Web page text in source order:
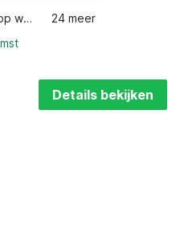
Uitzicht op water
24 meer
Details bekijken